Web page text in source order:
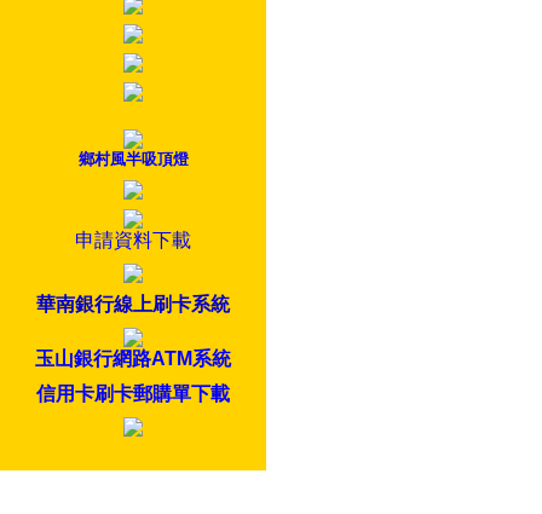
鄉村風半吸頂燈
申請資料下載
華南銀行線上刷卡系統
玉山銀行網路ATM系統
信用卡刷卡郵購單下載